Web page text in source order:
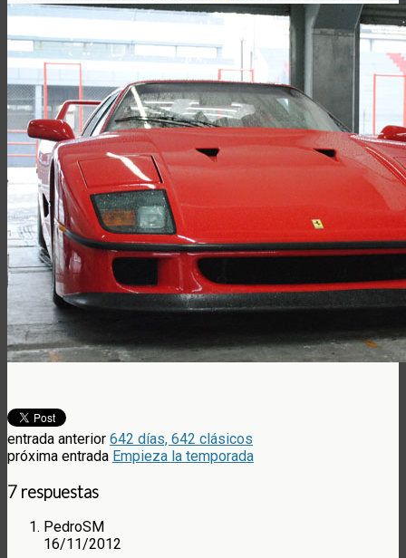
entrada anterior 642 días, 642 clásicos
próxima entrada Empieza la temporada
7 respuestas
PedroSM
16/11/2012